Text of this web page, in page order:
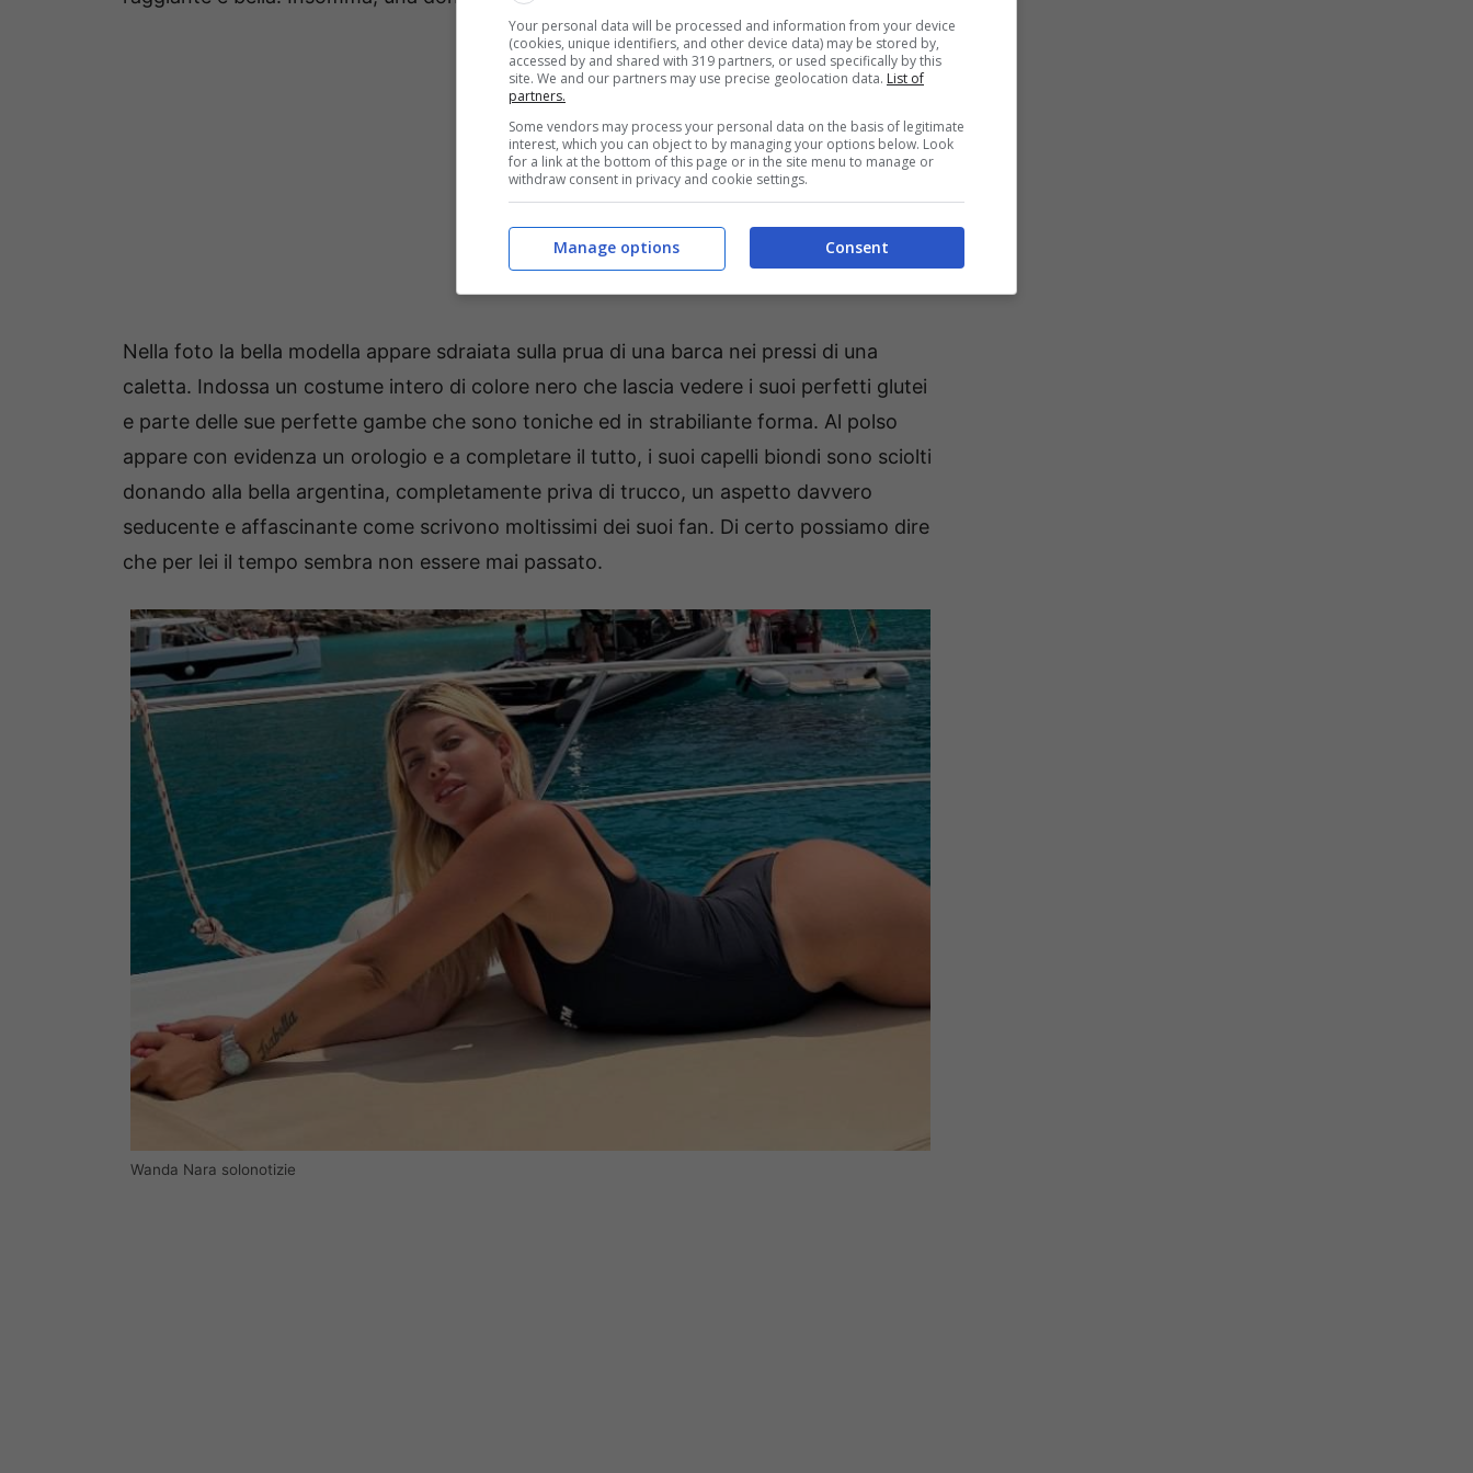
Nella foto la bella modella appare sdraiata sulla prua di una barca nei pressi di una
caletta. Indossa un costume intero di colore nero che lascia vedere i suoi perfetti glutei
e parte delle sue perfette gambe che sono toniche ed in strabiliante forma. Al polso
appare con evidenza un orologio e a completare il tutto, i suoi capelli biondi sono sciolti
donando alla bella argentina, completamente priva di trucco, un aspetto davvero
seducente e affascinante come scrivono moltissimi dei suoi fan. Di certo possiamo dire
che per lei il tempo sembra non essere mai passato.
Wanda Nara solonotizie
Your personal data will be processed and information from your device
(cookies, unique identifiers, and other device data) may be stored by,
accessed by and shared with 319 partners, or used specifically by this
site. We and our partners may use precise geolocation data. List of
partners.
Some vendors may process your personal data on the basis of legitimate
interest, which you can object to by managing your options below. Look
for a link at the bottom of this page or in the site menu to manage or
withdraw consent in privacy and cookie settings.
Consent
Manage options